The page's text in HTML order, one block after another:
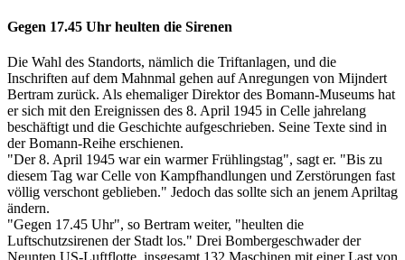
Gegen 17.45 Uhr heulten die Sirenen
Die Wahl des Standorts, nämlich die Triftanlagen, und die
Inschriften auf dem Mahnmal gehen auf Anregungen von Mijndert
Bertram zurück. Als ehemaliger Direktor des Bomann-Museums hat
er sich mit den Ereignissen des 8. April 1945 in Celle jahrelang
beschäftigt und die Geschichte aufgeschrieben. Seine Texte sind in
der Bomann-Reihe erschienen.
"Der 8. April 1945 war ein warmer Frühlingstag", sagt er. "Bis zu
diesem Tag war Celle von Kampfhandlungen und Zerstörungen fast
völlig verschont geblieben." Jedoch das sollte sich an jenem Apriltag
ändern.
"Gegen 17.45 Uhr", so Bertram weiter, "heulten die
Luftschutzsirenen der Stadt los." Drei Bombergeschwader der
Neunten US-Luftflotte, insgesamt 132 Maschinen mit einer Last von